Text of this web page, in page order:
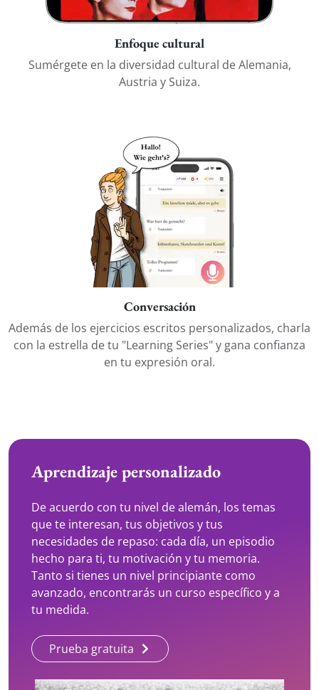
Enfoque cultural
Sumérgete en la diversidad cultural de Alemania,
Austria y Suiza.
Conversación
Además de los ejercicios escritos personalizados, charla
con la estrella de tu "Learning Series" y gana confianza
en tu expresión oral.
Aprendizaje personalizado
De acuerdo con tu nivel de alemán, los temas
que te interesan, tus objetivos y tus
necesidades de repaso: cada día, un episodio
hecho para ti, tu motivación y tu memoria.
Tanto si tienes un nivel principiante como
avanzado, encontrarás un curso específico y a
tu medida.
Prueba gratuita